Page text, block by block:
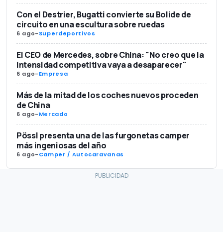
Con el Destrier, Bugatti convierte su Bolide de
circuito en una escultura sobre ruedas
6 ago-Superdeportivos
El CEO de Mercedes, sobre China: "No creo que la
intensidad competitiva vaya a desaparecer"
6 ago-Empresa
Más de la mitad de los coches nuevos proceden
de China
6 ago-Mercado
Pössl presenta una de las furgonetas camper
más ingeniosas del año
6 ago-Camper / Autocaravanas